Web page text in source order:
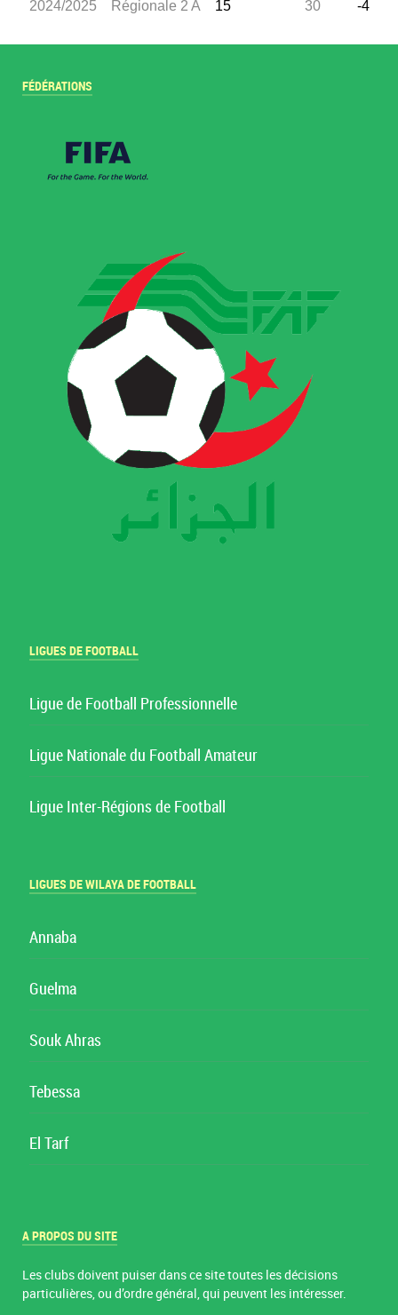
2024/2025 Régionale 2 A 15 30 -4
FÉDÉRATIONS
LIGUES DE FOOTBALL
Ligue de Football Professionnelle
Ligue Nationale du Football Amateur
Ligue Inter-Régions de Football
LIGUES DE WILAYA DE FOOTBALL
Annaba
Guelma
Souk Ahras
Tebessa
El Tarf
A PROPOS DU SITE
Les clubs doivent puiser dans ce site toutes les décisions
particulières, ou d’ordre général, qui peuvent les intéresser.